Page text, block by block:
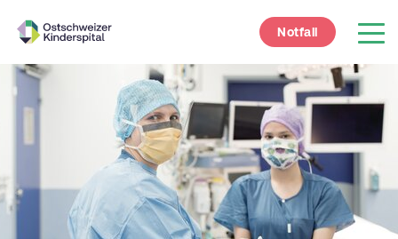
Notfall